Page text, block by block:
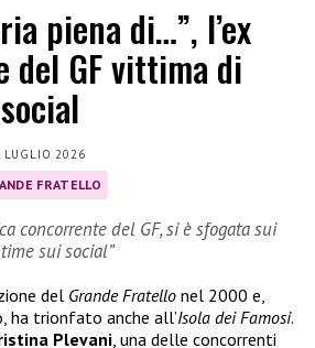
piena di…”, l’ex
del GF vittima di
LUGLIO 2026
FRATELLO
concorrente del GF, si è sfogata sui
sui social”
del Grande Fratello nel 2000 e,
ha trionfato anche all’Isola dei Famosi.
Plevani , una delle concorrenti